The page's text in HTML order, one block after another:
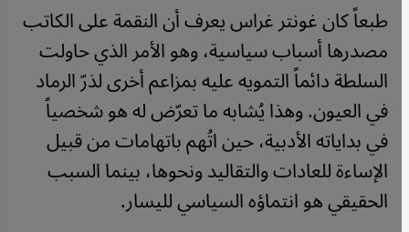
طبعاً كان غونتر غراس يعرف أن النقمة على الكاتب
مصدرها أسباب سياسية، وهو الأمر الذي حاولت
السلطة دائماً التمويه عليه بمزاعم أخرى لذرّ الرماد
في العيون. وهذا يُشابه ما تعرّض له هو شخصياً
في بداياته الأدبية، حين اتُهم باتهامات من قبيل
الإساءة للعادات والتقاليد ونحوها، بينما السبب
الحقيقي هو انتماؤه السياسي لليسار.